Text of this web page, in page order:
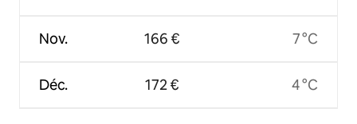
Nov.
Déc.
166 €
172 €
7 °C
4 °C